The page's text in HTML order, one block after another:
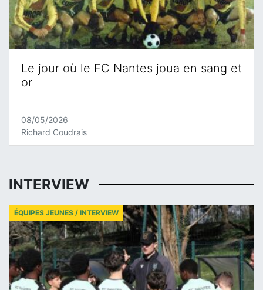
Le jour où le FC Nantes joua en sang et
or
08/05/2026
Richard Coudrais
INTERVIEW
ÉQUIPES JEUNES / INTERVIEW